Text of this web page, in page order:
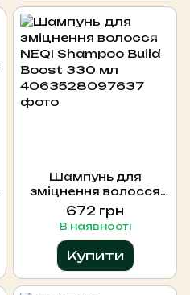
Шампунь для
зміцнення волосся
NEQI Shampoo Build
Boost 330 мл
672 грн
В наявності
Купити